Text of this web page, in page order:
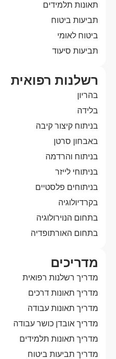
תאונות תלמידים
תביעות ביטוח
ביטוח לאומי
תביעות סיעוד
רשלנות רפואית
בהריון
בלידה
בניתוח קיצור קיבה
באבחון סרטן
בניתוח והרדמה
בניתוחי לייזר
בניתוחים פלסטיים
בקרדיולוגיה
בתחום הנוירולוגיה
בתחום האורתופדיה
מדריכים
מדריך רשלנות רפואית
מדריך תאונות דרכים
מדריך תאונות עבודה
מדריך אובדן כושר עבודה
מדריך תאונות תלמידים
מדריך תביעות ביטוח